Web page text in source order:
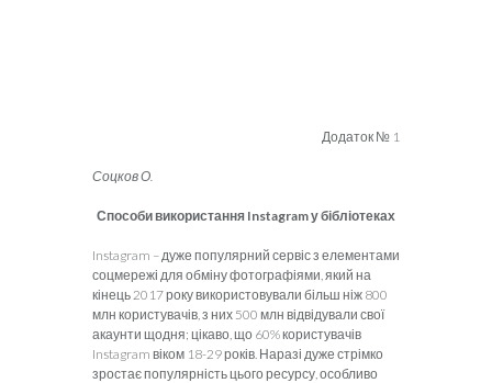
Додаток № 1
Соцков О.
Способи використання Instagramу бібліотеках
Instagram – дуже популярний сервіс з елементами
соцмережі для обміну фотографіями, який на
кінець 2017 року використовували більш ніж 800
млн користувачів, з них 500 млн відвідували свої
акаунти щодня; цікаво, що 60% користувачів
Instagram віком 18-29 років. Наразі дуже стрімко
зростає популярність цього ресурсу, особливо